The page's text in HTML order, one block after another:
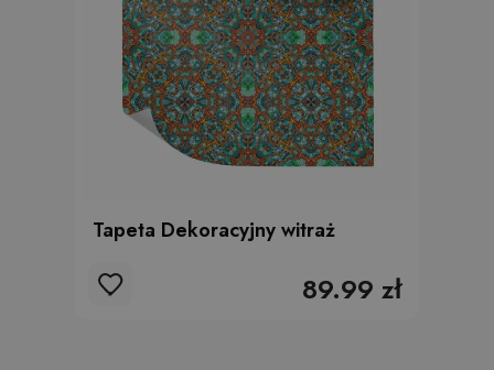
Tapeta Dekoracyjny witraż
89.99 zł